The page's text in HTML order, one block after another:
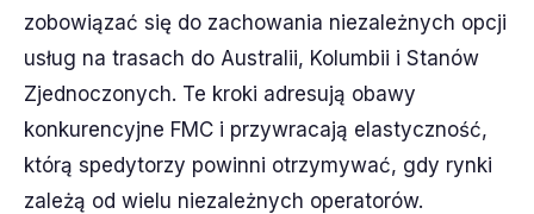
zobowiązać się do zachowania niezależnych opcji
usług na trasach do Australii, Kolumbii i Stanów
Zjednoczonych. Te kroki adresują obawy
konkurencyjne FMC i przywracają elastyczność,
którą spedytorzy powinni otrzymywać, gdy rynki
zależą od wielu niezależnych operatorów.